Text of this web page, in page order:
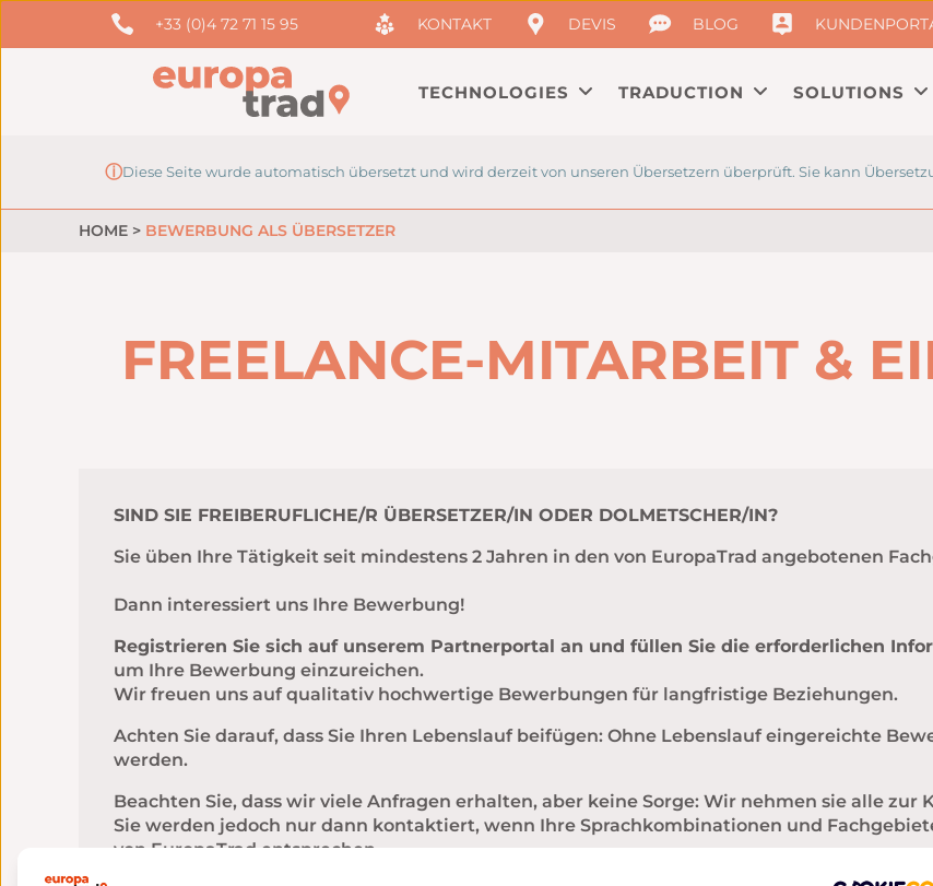
+33 (0)4 72 71 15 95 KONTAKT DEVIS BLOG
TECHNOLOGIES TRADUCTION SOLUTIONS
ⓘDiese Seite wurde automatisch übersetzt und wird derzeit von unseren Übersetzern überprüft. Sie kann
HOME > BEWERBUNG ALS ÜBERSETZER
FREELANCE-MITARBEIT &
SIND SIE FREIBERUFLICHE/R ÜBERSETZER/IN ODER DOLMETSCHER/IN?
Sie üben Ihre Tätigkeit seit mindestens 2 Jahren in den von EuropaTrad angebotenen
Dann interessiert uns Ihre Bewerbung!
Registrieren Sie sich auf unserem Partnerportal an und füllen Sie die erforderlichen
um Ihre Bewerbung einzureichen.
Wir freuen uns auf qualitativ hochwertige Bewerbungen für langfristige Beziehungen.
Achten Sie darauf, dass Sie Ihren Lebenslauf beifügen: Ohne Lebenslauf eingereichte
werden.
Beachten Sie, dass wir viele Anfragen erhalten, aber keine Sorge: Wir nehmen sie alle zur
Sie werden jedoch nur dann kontaktiert, wenn Ihre Sprachkombinationen und
von EuropaTrad entsprechen.